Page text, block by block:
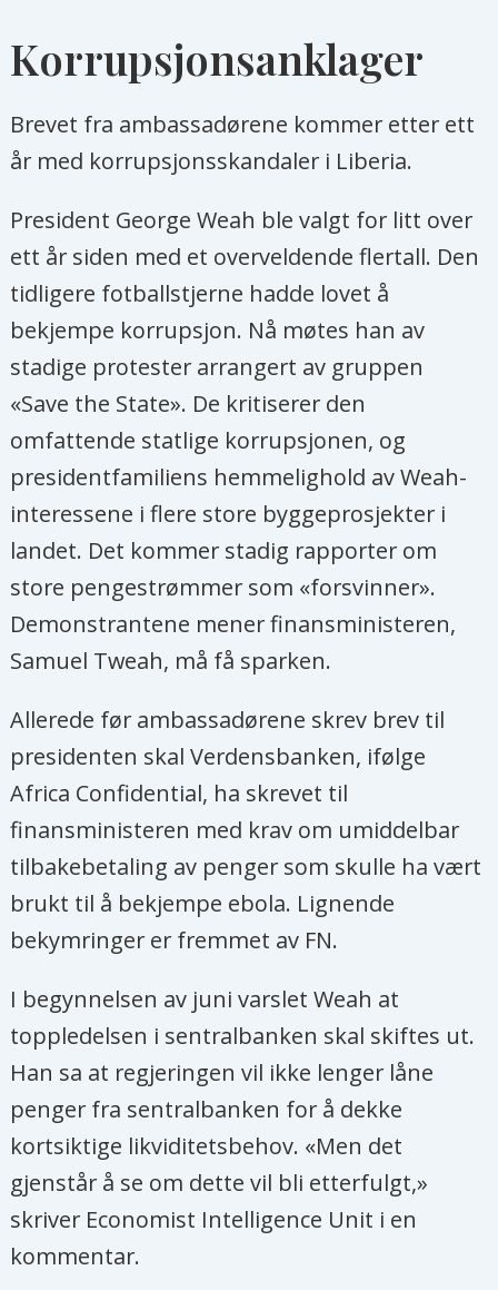
Korrupsjonsanklager
Brevet fra ambassadørene kommer etter ett
år med korrupsjonsskandaler i Liberia.
President George Weah ble valgt for litt over
ett år siden med et overveldende flertall. Den
tidligere fotballstjerne hadde lovet å
bekjempe korrupsjon. Nå møtes han av
stadige protester arrangert av gruppen
«Save the State». De kritiserer den
omfattende statlige korrupsjonen, og
presidentfamiliens hemmelighold av Weah-
interessene i flere store byggeprosjekter i
landet. Det kommer stadig rapporter om
store pengestrømmer som «forsvinner».
Demonstrantene mener finansministeren,
Samuel Tweah, må få sparken.
Allerede før ambassadørene skrev brev til
presidenten skal Verdensbanken, ifølge
Africa Confidential, ha skrevet til
finansministeren med krav om umiddelbar
tilbakebetaling av penger som skulle ha vært
brukt til å bekjempe ebola. Lignende
bekymringer er fremmet av FN.
I begynnelsen av juni varslet Weah at
toppledelsen i sentralbanken skal skiftes ut.
Han sa at regjeringen vil ikke lenger låne
penger fra sentralbanken for å dekke
kortsiktige likviditetsbehov. «Men det
gjenstår å se om dette vil bli etterfulgt,»
skriver Economist Intelligence Unit i en
kommentar.